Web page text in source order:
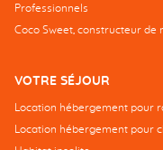
Professionnels
Coco Sweet, constructeur de
VOTRE SÉJOUR
Location hébergement pour
Location hébergement pour